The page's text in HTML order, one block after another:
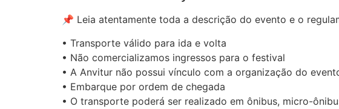
📌 Leia atentamente toda a descrição do evento e o
• Transporte válido para ida e volta
• Não comercializamos ingressos para o festival
• A Anvitur não possui vínculo com a organização do
• Embarque por ordem de chegada
• O transporte poderá ser realizado em ônibus, micro-